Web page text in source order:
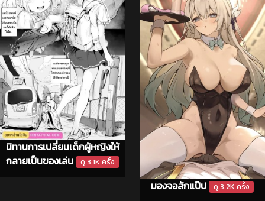
นิทานการเปลี่ยนเด็กผู้หญิงให้
กลายเป็นของเล่น ดู 3.1K ครั้ง
มองจอสักแป๊ป ดู 3.2K ครั้ง